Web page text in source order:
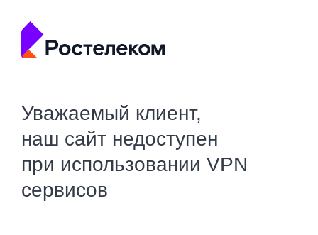
Уважаемый клиент,
наш сайт недоступен
при использовании VPN
сервисов